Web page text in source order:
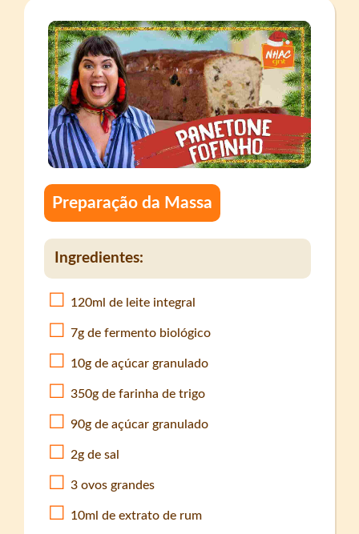
Preparação da Massa
Ingredientes:
120ml de leite integral
7g de fermento biológico
10g de açúcar granulado
350g de farinha de trigo
90g de açúcar granulado
2g de sal
3 ovos grandes
10ml de extrato de rum